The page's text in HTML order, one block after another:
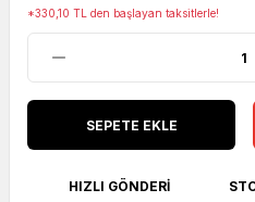
*330,10 TL den başlayan taksitlerle!
SEPETE EKLE
HIZLI GÖNDERI